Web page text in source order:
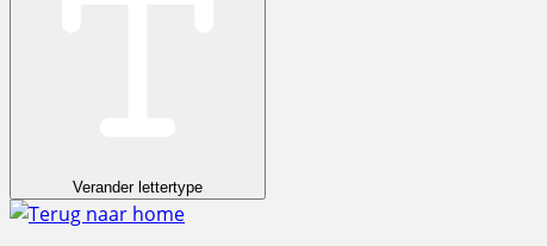
Verander lettertype